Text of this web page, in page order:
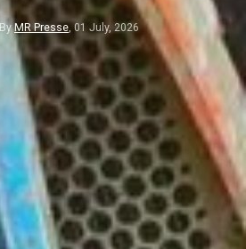
ByMR Presse,01 July, 2026